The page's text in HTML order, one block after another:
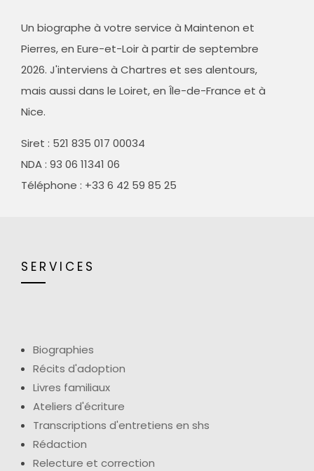
Un biographe à votre service à Maintenon et
Pierres, en Eure-et-Loir à partir de septembre
2026. J'interviens à Chartres et ses alentours,
mais aussi dans le Loiret, en Île-de-France et à
Nice.
Siret : 521 835 017 00034
NDA : 93 06 11341 06
Téléphone : +33 6 42 59 85 25
SERVICES
Biographies
Récits d'adoption
Livres familiaux
Ateliers d'écriture
Transcriptions d'entretiens en shs
Rédaction
Relecture et correction